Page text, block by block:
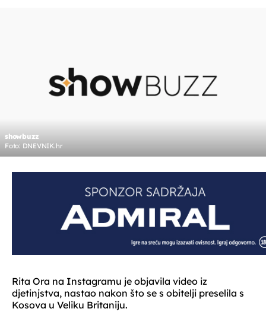
showbuzz
Foto: DNEVNIK.hr
Rita Ora na Instagramu je objavila video iz
djetinjstva, nastao nakon što se s obitelji preselila s
Kosova u Veliku Britaniju.